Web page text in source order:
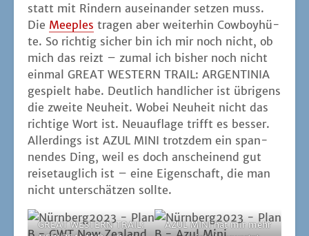
statt mit Rin­dern aus­ein­an­der set­zen muss.
Die Mee­ples tra­gen aber wei­ter­hin Cow­boy­hü­
te. So rich­tig sicher bin ich mir noch nicht, ob
mich das reizt – zumal ich bis­her noch nicht
ein­mal GREAT WESTERN TRAIL: ARGENTINIA
gespielt habe. Deut­lich hand­li­cher ist übri­gens
die zwei­te Neu­heit. Wobei Neu­heit nicht das
rich­ti­ge Wort ist. Neu­auf­la­ge trifft es bes­ser.
Aller­dings ist AZUL MINI trotz­dem ein span­
nen­des Ding, weil es doch anschei­nend gut
rei­se­taug­lich ist – eine Eigen­schaft, die man
nicht unter­schät­zen sollte.
GREAT WESTERN TRAIL:
AZUL MINI hat mir mehr